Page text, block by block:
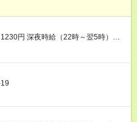
円 深夜時給（22時～翌5時）：
9：
が、切り上げで一ヶ月とさせてい
15時間(研修中も同時給）